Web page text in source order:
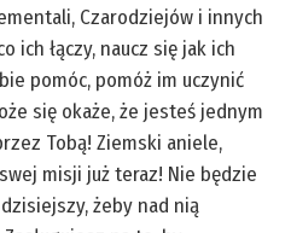
Czarodziejów i innych
ich łączy, naucz się jak ich
pomóc, pomóż im uczynić
się okaże, że jesteś jednym
Tobą! Ziemski aniele,
misji już teraz! Nie będzie
żeby nad nią